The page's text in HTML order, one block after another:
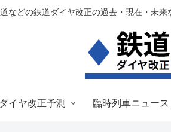
などの鉄道ダイヤ改正の過去・現在・未
イヤ改正予測 臨時列車ニュース